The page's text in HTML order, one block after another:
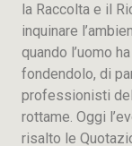
la Raccolta e il
inquinare
quando l’uomo
fondendolo, di
professionisti
rottame. Oggi
risalto le